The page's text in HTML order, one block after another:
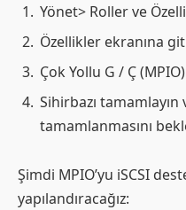
Yönet> Roller ve
Özellikler ekranına
Çok Yollu G / Ç
Sihirbazı
tamamlanmasını
Şimdi MPIO’yu iSCSI
yapılandıracağız: